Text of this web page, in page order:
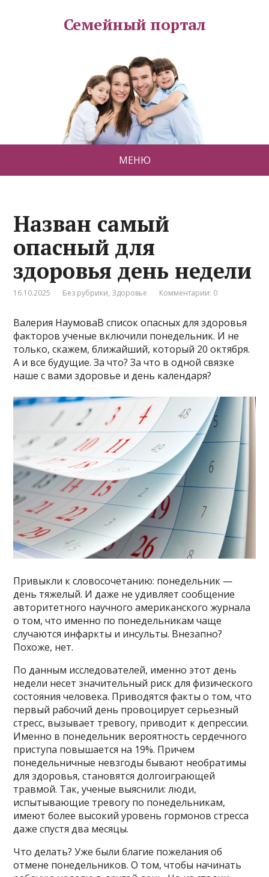
Семейный портал
МЕНЮ
Назван самый
опасный для
здоровья день недели
16.10.2025 Без рубрики, Здоровье Комментарии: 0
Валерия НаумоваВ список опасных для здоровья
факторов ученые включили понедельник. И не
только, скажем, ближайший, который 20 октября.
А и все будущие. За что? За что в одной связке
наше с вами здоровье и день календаря?
Привыкли к словосочетанию: понедельник —
день тяжелый. И даже не удивляет сообщение
авторитетного научного американского журнала
о том, что именно по понедельникам чаще
случаются инфаркты и инсульты. Внезапно?
Похоже, нет.
По данным исследователей, именно этот день
недели несет значительный риск для физического
состояния человека. Приводятся факты о том, что
первый рабочий день провоцирует серьезный
стресс, вызывает тревогу, приводит к депрессии.
Именно в понедельник вероятность сердечного
приступа повышается на 19%. Причем
понедельничные невзгоды бывают необратимы
для здоровья, становятся долгоиграющей
травмой. Так, ученые выяснили: люди,
испытывающие тревогу по понедельникам,
имеют более высокий уровень гормонов стресса
даже спустя два месяцы.
Что делать? Уже были благие пожелания об
отмене понедельников. О том, чтобы начинать